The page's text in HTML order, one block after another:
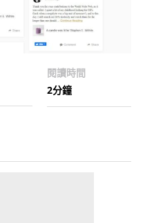
閱讀時間
2分鐘